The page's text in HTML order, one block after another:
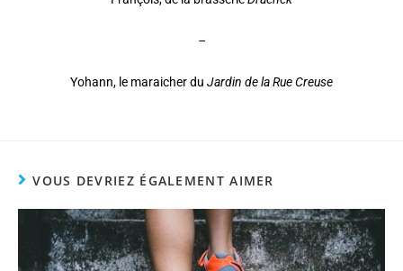
–
Yohann, le maraicher du Jardin de la Rue Creuse
VOUS DEVRIEZ ÉGALEMENT AIMER